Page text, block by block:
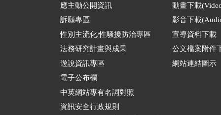
應主動公開資訊
訴願專區
性別主流化/性騷擾防治專區
法務研究計畫與成果
遊說資訊專區
電子公布欄
中英網站專有名詞對照
資訊安全行政規則
動畫下載
影音下載
宣導資料下載
公文檔案附件
網站連結圖示